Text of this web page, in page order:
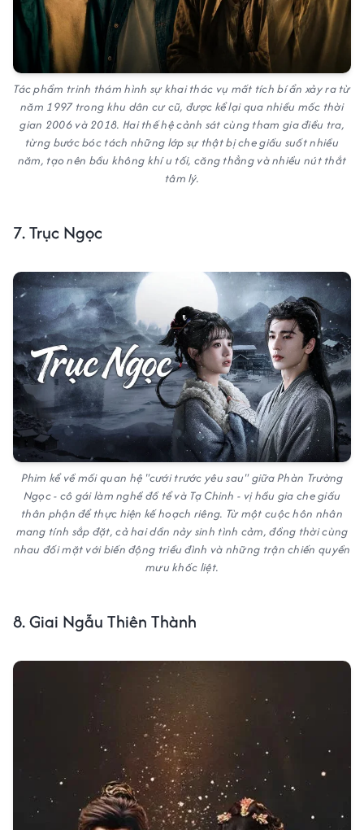
Tác phẩm trinh thám hình sự khai thác vụ mất tích bí ẩn xảy ra từ
năm 1997 trong khu dân cư cũ, được kể lại qua nhiều mốc thời
gian 2006 và 2018. Hai thế hệ cảnh sát cùng tham gia điều tra,
từng bước bóc tách những lớp sự thật bị che giấu suốt nhiều
năm, tạo nên bầu không khí u tối, căng thẳng và nhiều nút thắt
tâm lý.
7. Trục Ngọc
Phim kể về mối quan hệ "cưới trước yêu sau" giữa Phàn Trường
Ngọc - cô gái làm nghề đồ tể và Tạ Chinh - vị hầu gia che giấu
thân phận để thực hiện kế hoạch riêng. Từ một cuộc hôn nhân
mang tính sắp đặt, cả hai dần nảy sinh tình cảm, đồng thời cùng
nhau đối mặt với biến động triều đình và những trận chiến quyền
mưu khốc liệt.
8. Giai Ngẫu Thiên Thành